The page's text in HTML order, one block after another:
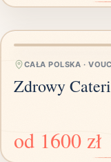
CAŁA POLSKA ·
Zdrowy
od 1600 zł